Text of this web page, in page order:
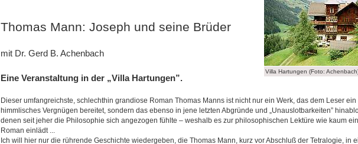
Villa Hartungen (Foto:
Thomas Mann: Joseph und seine Brüder
mit Dr. Gerd B. Achenbach
Eine Veranstaltung in der „Villa Hartungen”.
Dieser umfangreichste, schlechthin grandiose Roman Thomas Manns ist nicht nur ein Werk, das dem Leser ein
himmlisches Vergnügen bereitet, sondern das ebenso in jene letzten Abgründe und „Unauslotbarkeiten”
denen seit jeher die Philosophie sich angezogen fühlte – weshalb es zur philosophischen Lektüre wie kaum
Roman einlädt ...
Ich will hier nur die rührende Geschichte wiedergeben, die Thomas Mann, kurz vor Abschluß der Tetralogie, in